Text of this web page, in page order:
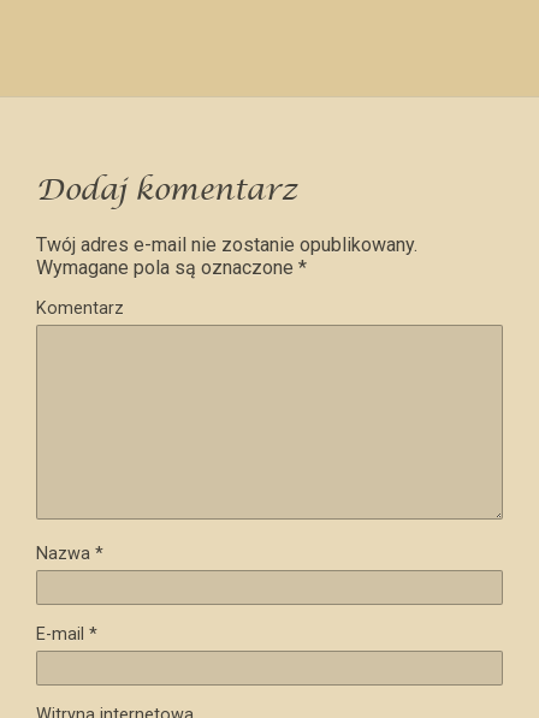
Dodaj komentarz
Twój adres e-mail nie zostanie opublikowany.
Wymagane pola są oznaczone *
Komentarz
Nazwa *
E-mail *